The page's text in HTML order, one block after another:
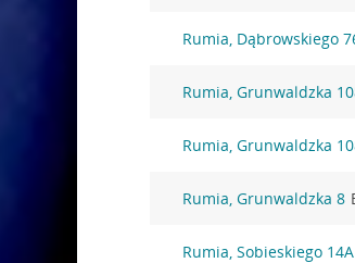
Rumia, Dąbrowskiego
Rumia, Grunwaldzka
Rumia, Grunwaldzka
Rumia, Grunwaldzka 8
Rumia, Sobieskiego 14A